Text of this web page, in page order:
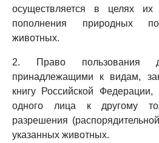
осуществляется в целях
пополнения природных
животных.
2. Право пользования
принадлежащими к видам,
книгу Российской
одного лица к другому
разрешения
указанных животных.